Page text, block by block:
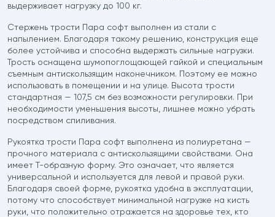
выдерживает нагрузку до 100 кг.
Стержень трости Пара софт выполнен из стали с
напылением. Благодаря такому решению, конструкция еще
более устойчива и способна выдержать сильные нагрузки.
Трость оснащена шумопоглощающей гайкой и специальным
съемным антискользящим наконечником. Поэтому ее можно
использовать в помещении и на улице. Высота трости
стандартная — 107,5 см без возможности регулировки. При
необходимости уменьшения высоты, лишнее можно убрать
посредством спиливания.
Рукоятка трости Пара софт выполнена из полиуретана —
прочного материала с антискользящими свойствами. Она
имеет Т-образную форму. Это означает, что является
универсальной и используется для левой и правой руки.
Благодаря своей форме, рукоятка удобна в эксплуатации,
потому что способствует минимальной нагрузке на кисть
руки, что положительно отражается на здоровье тех, кто